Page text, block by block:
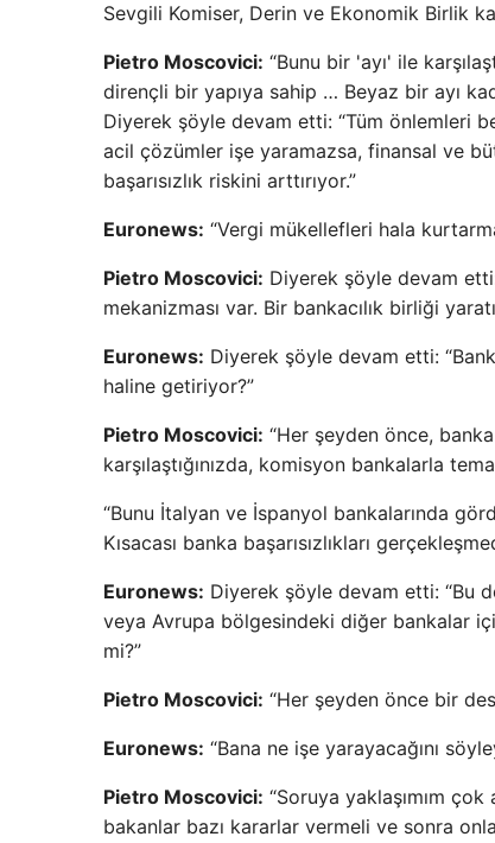
Sevgili Komiser, Derin ve Ekonomik Birlik
Pietro Moscovici: “Bunu bir 'ayı' ile
dirençli bir yapıya sahip … Beyaz bir ayı
Diyerek şöyle devam etti: “Tüm önlemleri
acil çözümler işe yaramazsa, finansal ve
başarısızlık riskini arttırıyor.”
Euronews: “Vergi mükellefleri hala
Pietro Moscovici: Diyerek şöyle devam
mekanizması var. Bir bankacılık birliği
Euronews: Diyerek şöyle devam etti:
haline getiriyor?”
Pietro Moscovici: “Her şeyden önce,
karşılaştığınızda, komisyon bankalarla
“Bunu İtalyan ve İspanyol bankalarında
Kısacası banka başarısızlıkları
Euronews: Diyerek şöyle devam etti: “Bu
veya Avrupa bölgesindeki diğer bankalar
mi?”
Pietro Moscovici: “Her şeyden önce bir
Euronews: “Bana ne işe yarayacağını
Pietro Moscovici: “Soruya yaklaşımım
bakanlar bazı kararlar vermeli ve sonra